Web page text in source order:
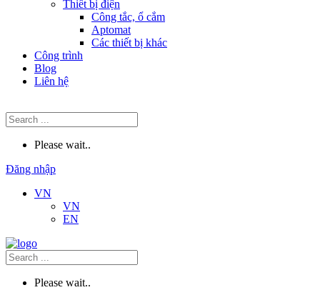
Thiết bị điện
Công tắc, ổ cắm
Aptomat
Các thiết bị khác
Công trình
Blog
Liên hệ
Please wait..
Đăng nhập
VN
VN
EN
Please wait..